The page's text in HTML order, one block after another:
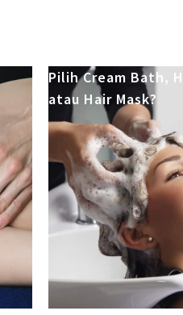
Pilih Cream Bath,
atau Hair Mask?